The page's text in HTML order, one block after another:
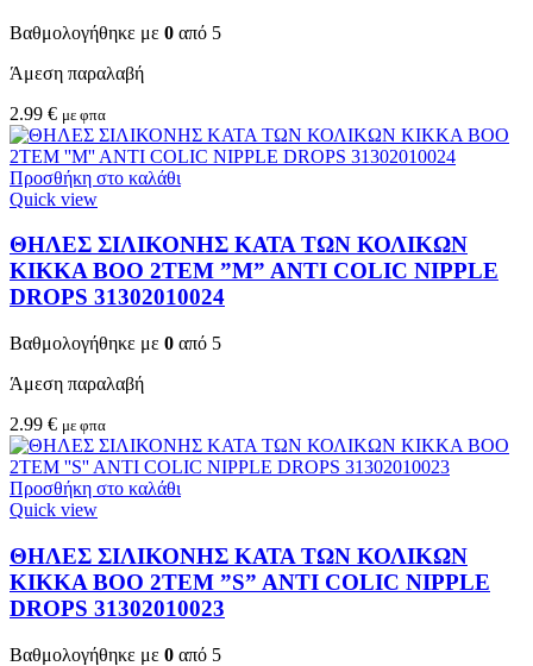
Βαθμολογήθηκε με 0 από 5
Άμεση παραλαβή
2.99 € με φπα
Προσθήκη στο καλάθι
Quick view
ΘΗΛΕΣ ΣΙΛΙΚΟΝΗΣ ΚΑΤΑ ΤΩΝ ΚΟΛΙΚΩΝ
KIKKA BOO 2TEM ”M” ANTI COLIC NIPPLE
DROPS 31302010024
Βαθμολογήθηκε με 0 από 5
Άμεση παραλαβή
2.99 € με φπα
Προσθήκη στο καλάθι
Quick view
ΘΗΛΕΣ ΣΙΛΙΚΟΝΗΣ ΚΑΤΑ ΤΩΝ ΚΟΛΙΚΩΝ
KIKKA BOO 2TEM ”S” ANTI COLIC NIPPLE
DROPS 31302010023
Βαθμολογήθηκε με 0 από 5